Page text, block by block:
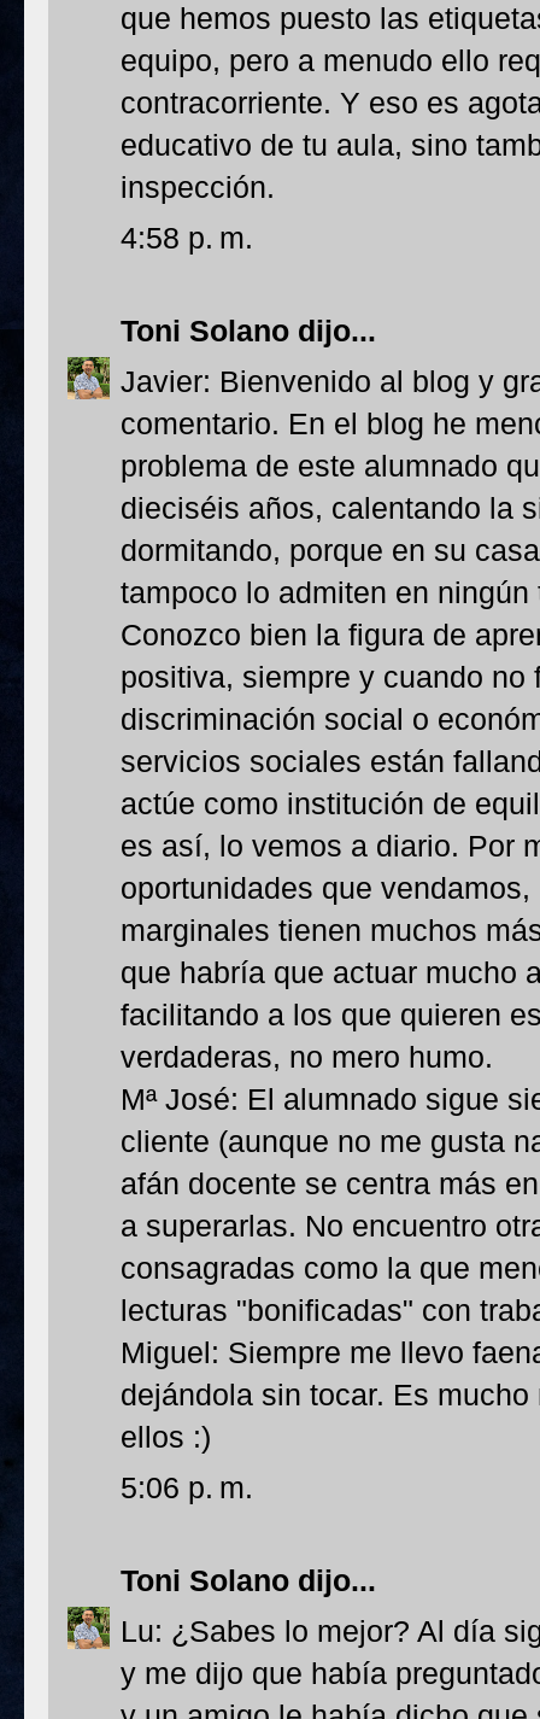
que hemos puesto las
equipo, pero a menudo ello
contracorriente. Y eso es
educativo de tu aula, sino
inspección.
4:58 p. m.
Toni Solano dijo...
Javier: Bienvenido al blog y
comentario. En el blog he
problema de este alumnado
dieciséis años, calentando la
dormitando, porque en su
tampoco lo admiten en
Conozco bien la figura de
positiva, siempre y cuando no
discriminación social o
servicios sociales están
actúe como institución de
es así, lo vemos a diario. Por
oportunidades que
marginales tienen muchos
que habría que actuar mucho
facilitando a los que quieren
verdaderas, no mero humo.
Mª José: El alumnado sigue
cliente (aunque no me gusta
afán docente se centra más
a superarlas. No encuentro
consagradas como la que
lecturas "bonificadas" con
Miguel: Siempre me llevo
dejándola sin tocar. Es
ellos :)
5:06 p. m.
Toni Solano dijo...
Lu: ¿Sabes lo mejor? Al día
y me dijo que había